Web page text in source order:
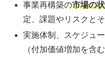
事業再構築の市場の
定、課題やリスクと
実施体制、スケジュ
（付加価値増加を含む